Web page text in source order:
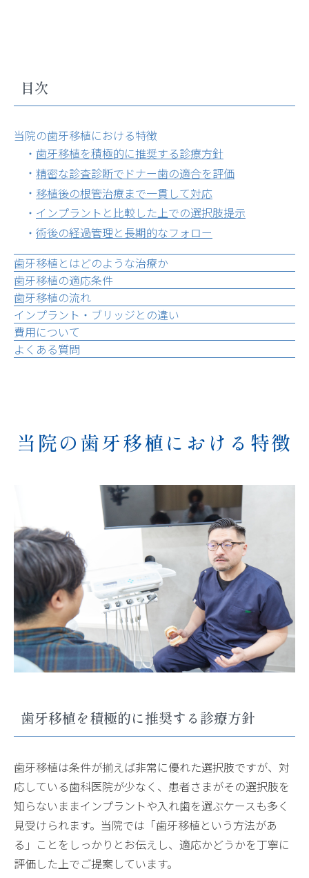
目次
当院の歯牙移植における特徴
歯牙移植を積極的に推奨する診療方針
精密な診査診断でドナー歯の適合を評価
移植後の根管治療まで一貫して対応
インプラントと比較した上での選択肢提示
術後の経過管理と長期的なフォロー
歯牙移植とはどのような治療か
歯牙移植の適応条件
歯牙移植の流れ
インプラント・ブリッジとの違い
費用について
よくある質問
当院の歯牙移植における特徴
歯牙移植を積極的に推奨する診療方針
歯牙移植は条件が揃えば非常に優れた選択肢ですが、対
応している歯科医院が少なく、患者さまがその選択肢を
知らないままインプラントや入れ歯を選ぶケースも多く
見受けられます。当院では「歯牙移植という方法があ
る」ことをしっかりとお伝えし、適応かどうかを丁寧に
評価した上でご提案しています。